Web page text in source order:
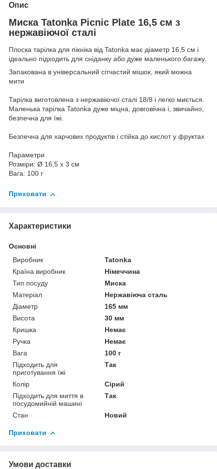
Опис
Миска Tatonka Picnic Plate 16,5 см з
нержавіючої сталі
Плоска тарілка для пікніка від Tatonka має діаметр 16,5 см і
ідеально підходить для сніданку або дуже маленького багажу.
Запакована в універсальний сітчастий мішок, який можна
мити
Тарілка виготовлена ​​з нержавіючої сталі 18/8 і легко миється.
Маленька тарілка Tatonka дуже міцна, довговічна і, звичайно,
безпечна для їжі.
Безпечна для харчових продуктів і стійка до кислот у фруктах
Параметри
Розміри: Ø 16,5 x 3 см
Вага: 100 г
Приховати
Характеристики
Основні
Виробник
Tatonka
Країна виробник
Німеччина
Тип посуду
Миска
Матеріал
Нержавіюча сталь
Діаметр
165 мм
Висота
30 мм
Кришка
Немає
Ручка
Немає
Вага
100 г
Підходить для
приготування їжі
Так
Колір
Сірий
Підходить для миття в
посудомийній машині
Так
Стан Новий
Приховати
Умови доставки